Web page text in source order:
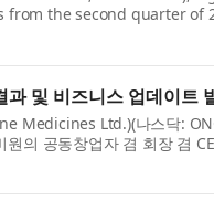
the second quarter of
및 비즈니스 업데이트
Medicines Ltd.)(나스닥:
의 공동창업자 겸 회장 겸